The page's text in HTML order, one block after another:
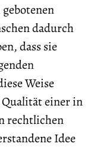
dadurch
dass sie
Weise
einer in
rechtlichen
Idee